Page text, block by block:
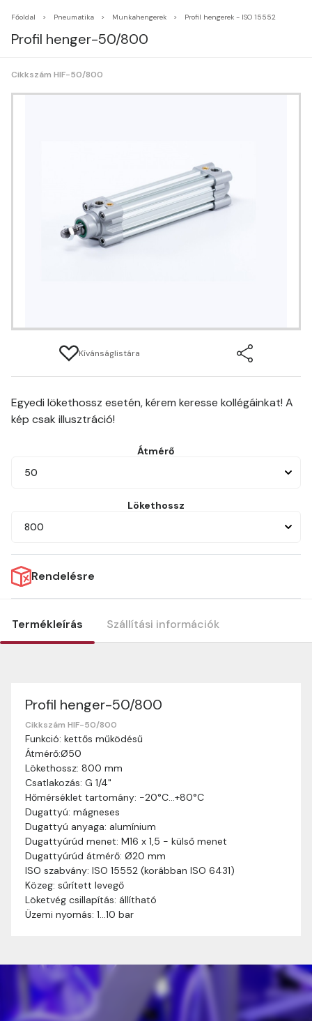
Főoldal Pneumatika Munkahengerek Profil hengerek - ISO 15552
Profil henger-50/800
Cikkszám HIF-50/800
Kívánságlistára
Egyedi lökethossz esetén, kérem keresse kollégáinkat! A
kép csak illusztráció!
Átmérő
50
Lökethossz
800
Rendelésre
Termékleírás Szállítási információk
Profil henger-50/800
Cikkszám HIF-50/800
Funkció: kettős működésű
Átmérő:Ø50
Lökethossz: 800 mm
Csatlakozás: G 1/4"
Hőmérséklet tartomány: -20°C…+80°C
Dugattyú: mágneses
Dugattyú anyaga: alumínium
Dugattyúrúd menet: M16 x 1,5 - külső menet
Dugattyúrúd átmérő: Ø20 mm
ISO szabvány: ISO 15552 (korábban ISO 6431)
Közeg: sűrített levegő
Löketvég csillapítás: állítható
Üzemi nyomás: 1…10 bar
Szállítási információk
Nagyon köszönjük, hogy webshopunkat választottátok
vásárlásaitokhoz. Az alábbiakban megtaláljátok szállítási
információinkat, hogy a vásárlásotok gördülékenyen és
zökkenőmentesen történhessen.
Szállítási idő:Általában a megrendeléseket 2-5
munkanapon belül kézbesítjük. Amennyiben
valamilyen okból kifolyólag a szállítás hosszabb
ideig tart, előre értesítünk benneteket.
Szállítási díj:A szállítási díj függ a termék súlyától
és a szállítási cím távolságától. A pontos szállítási
díjat a vásárlás folyamata során megtekinthetitek,
mielőtt a rendelést véglegesítitek.